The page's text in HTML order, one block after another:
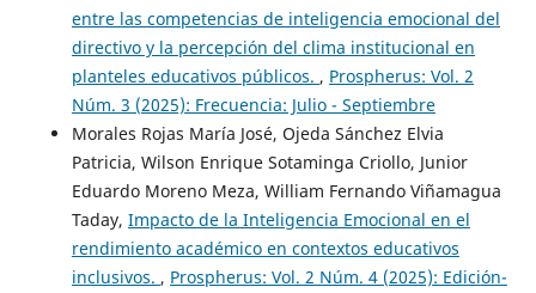
entre las competencias de inteligencia emocional del
directivo y la percepción del clima institucional en
planteles educativos públicos. , Prospherus: Vol. 2
Núm. 3 (2025): Frecuencia: Julio - Septiembre
Morales Rojas María José, Ojeda Sánchez Elvia
Patricia, Wilson Enrique Sotaminga Criollo, Junior
Eduardo Moreno Meza, William Fernando Viñamagua
Taday, Impacto de la Inteligencia Emocional en el
rendimiento académico en contextos educativos
inclusivos. , Prospherus: Vol. 2 Núm. 4 (2025): Edición-